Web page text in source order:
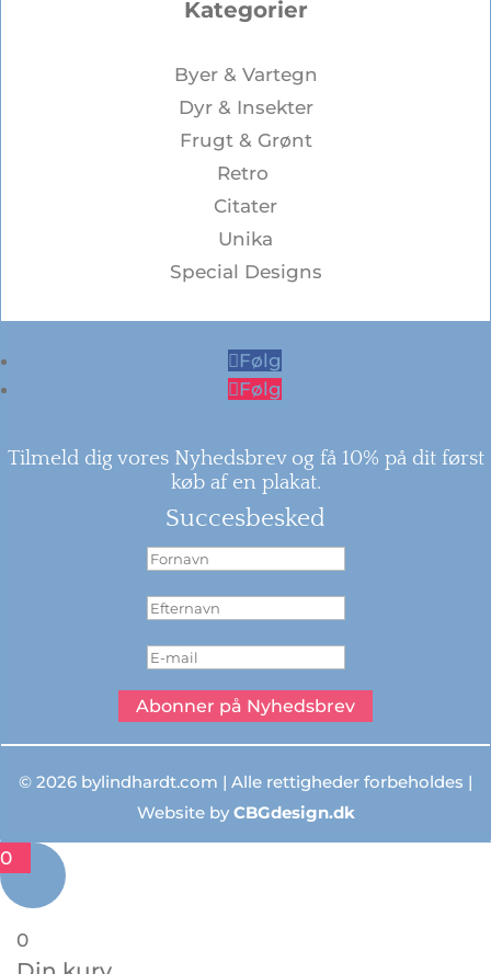
Kategorier
Byer & Vartegn
Dyr & Insekter
Frugt & Grønt
Retro
Citater
Unika
Special Designs
Følg
Følg
Tilmeld dig vores Nyhedsbrev og få 10% på dit først
køb af en plakat.
Succesbesked
Abonner på Nyhedsbrev
© 2026 bylindhardt.com | Alle rettigheder forbeholdes |
Website byCBGdesign.dk
0
0